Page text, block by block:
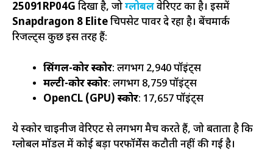
25091RP04G दिखा है, जोग्लोबलवेरिएंट का है। इसमें
Snapdragon 8 Eliteचिपसेट पावर दे रहा है। बेंचमार्क
रिजल्ट्स कुछ इस तरह हैं:
सिंगल-कोर स्कोर: लगभग 2,940 पॉइंट्स
मल्टी-कोर स्कोर: लगभग 8,759 पॉइंट्स
OpenCL (GPU) स्कोर: 17,657 पॉइंट्स
ये स्कोर चाइनीज वेरिएंट से लगभग मैच करते हैं, जो बताता है कि
ग्लोबल मॉडल में कोई बड़ा परफॉर्मेंस कटौती नहीं की गई है।